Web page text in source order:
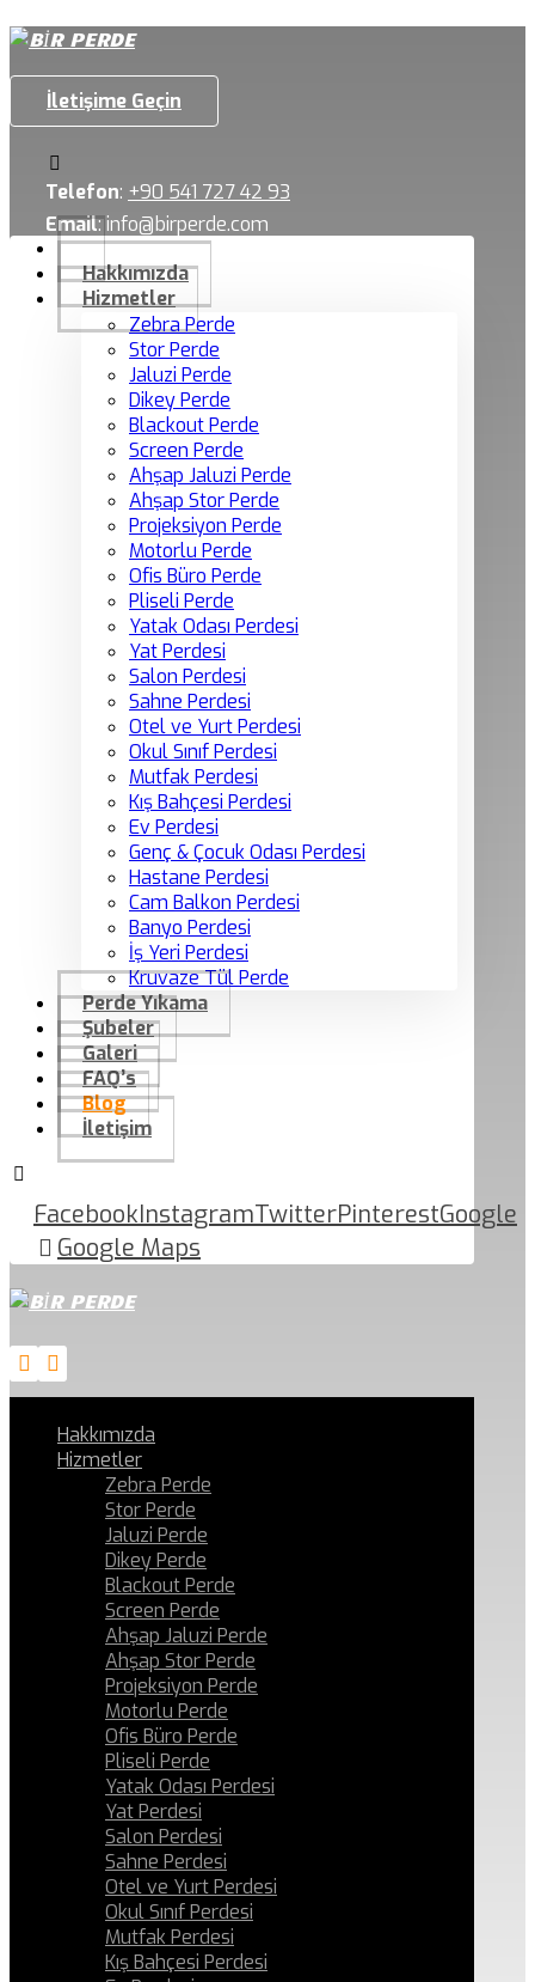
İletişime Geçin
Telefon: +90 541 727 42 93
Email:info@birperde.com
Hakkımızda
Hizmetler
Zebra Perde
Stor Perde
Jaluzi Perde
Dikey Perde
Blackout Perde
Screen Perde
Ahşap Jaluzi Perde
Ahşap Stor Perde
Projeksiyon Perde
Motorlu Perde
Ofis Büro Perde
Pliseli Perde
Yatak Odası Perdesi
Yat Perdesi
Salon Perdesi
Sahne Perdesi
Otel ve Yurt Perdesi
Okul Sınıf Perdesi
Mutfak Perdesi
Kış Bahçesi Perdesi
Ev Perdesi
Genç & Çocuk Odası Perdesi
Hastane Perdesi
Cam Balkon Perdesi
Banyo Perdesi
İş Yeri Perdesi
Kruvaze Tül Perde
Perde Yıkama
Şubeler
Galeri
FAQ’s
Blog
İletişim
FacebookInstagramTwitterPinterestGoogle
Google Maps
Hakkımızda
Hizmetler
Zebra Perde
Stor Perde
Jaluzi Perde
Dikey Perde
Blackout Perde
Screen Perde
Ahşap Jaluzi Perde
Ahşap Stor Perde
Projeksiyon Perde
Motorlu Perde
Ofis Büro Perde
Pliseli Perde
Yatak Odası Perdesi
Yat Perdesi
Salon Perdesi
Sahne Perdesi
Otel ve Yurt Perdesi
Okul Sınıf Perdesi
Mutfak Perdesi
Kış Bahçesi Perdesi